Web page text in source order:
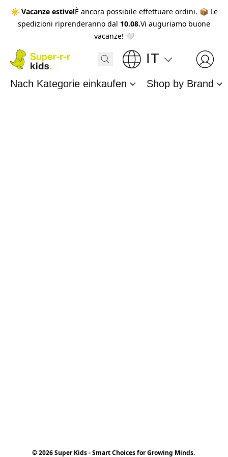
☀️ Vacanze estive!È ancora possibile effettuare ordini. 📦 Le
spedizioni riprenderanno dal 10.08.Vi auguriamo buone
vacanze! 🤍
IT
Nach Kategorie einkaufen Shop by Brand
© 2026 Super Kids - Smart Choices for Growing Minds.